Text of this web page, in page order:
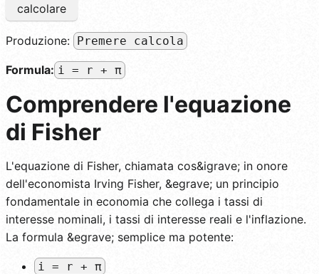
calcolare
Produzione: Premere calcola
Formula: i = r + π
Comprendere l'equazione
di Fisher
L'equazione di Fisher, chiamata cos&igrave; in onore
dell'economista Irving Fisher, &egrave; un principio
fondamentale in economia che collega i tassi di
interesse nominali, i tassi di interesse reali e l'inflazione.
La formula &egrave; semplice ma potente:
i = r + π